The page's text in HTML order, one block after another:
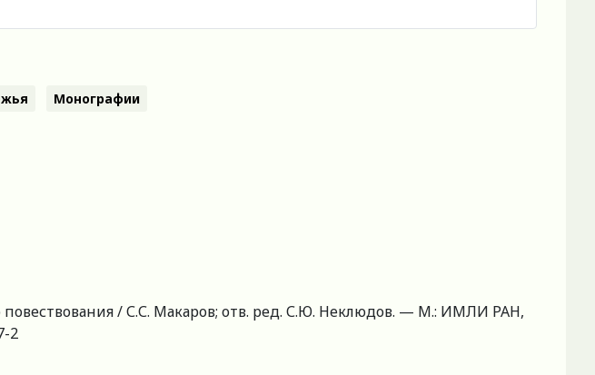
Монографии
повествования / С.С. Макаров; отв. ред. С.Ю. Неклюдов. — М.: ИМЛИ РАН,
2